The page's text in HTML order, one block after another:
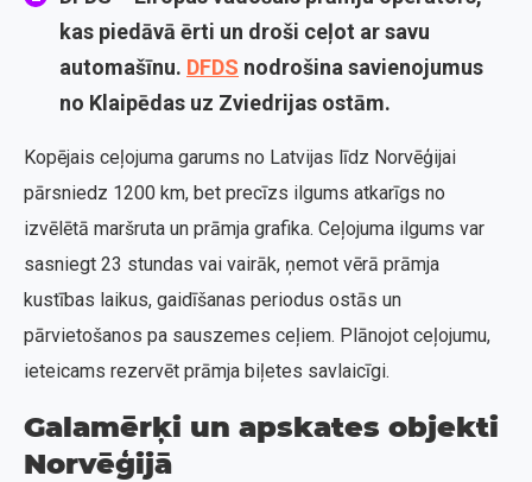
kas piedāvā ērti un droši ceļot ar savu
automašīnu. DFDS nodrošina savienojumus
no Klaipēdas uz Zviedrijas ostām.
Kopējais ceļojuma garums no Latvijas līdz Norvēģijai
pārsniedz 1200 km, bet precīzs ilgums atkarīgs no
izvēlētā maršruta un prāmja grafika. Ceļojuma ilgums var
sasniegt 23 stundas vai vairāk, ņemot vērā prāmja
kustības laikus, gaidīšanas periodus ostās un
pārvietošanos pa sauszemes ceļiem. Plānojot ceļojumu,
ieteicams rezervēt prāmja biļetes savlaicīgi.
Galamērķi un apskates objekti
Norvēģijā